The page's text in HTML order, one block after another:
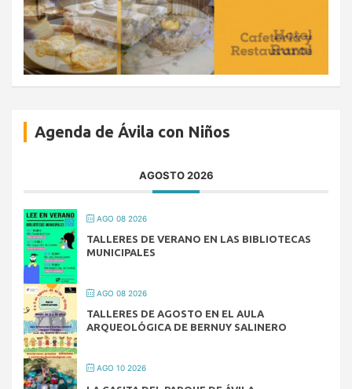
Agenda de Ávila con Niños
AGOSTO 2026
AGO 08 2026
TALLERES DE VERANO EN LAS BIBLIOTECAS
MUNICIPALES
AGO 08 2026
TALLERES DE AGOSTO EN EL AULA
ARQUEOLÓGICA DE BERNUY SALINERO
AGO 10 2026